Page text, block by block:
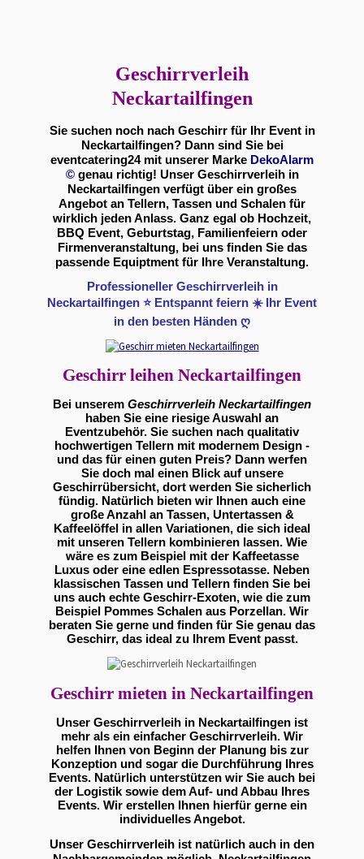
Geschirrverleih
Neckartailfingen
Sie suchen noch nach Geschirr für Ihr Event in
Neckartailfingen? Dann sind Sie bei
eventcatering24 mit unserer Marke DekoAlarm
©genau richtig! Unser Geschirrverleih in
Neckartailfingen verfügt über ein großes
Angebot an Tellern, Tassen und Schalen für
wirklich jeden Anlass. Ganz egal ob Hochzeit,
BBQ Event, Geburtstag, Familienfeiern oder
Firmenveranstaltung, bei uns finden Sie das
passende Equiptment für Ihre Veranstaltung.
Professioneller Geschirrverleih in
Neckartailfingen ⭐ Entspannt feiern ☀️ Ihr Event
in den besten Händen ღ
Geschirr leihen Neckartailfingen
Bei unserem Geschirrverleih Neckartailfingen
haben Sie eine riesige Auswahl an
Eventzubehör. Sie suchen nach qualitativ
hochwertigen Tellern mit modernem Design -
und das für einen guten Preis? Dann werfen
Sie doch mal einen Blick auf unsere
Geschirrübersicht, dort werden Sie sicherlich
fündig. Natürlich bieten wir Ihnen auch eine
große Anzahl an Tassen, Untertassen &
Kaffeelöffel in allen Variationen, die sich ideal
mit unseren Tellern kombinieren lassen. Wie
wäre es zum Beispiel mit der Kaffeetasse
Luxus oder eine edlen Espressotasse. Neben
klassischen Tassen und Tellern finden Sie bei
uns auch echte Geschirr-Exoten, wie die zum
Beispiel Pommes Schalen aus Porzellan. Wir
beraten Sie gerne und finden für Sie genau das
Geschirr, das ideal zu Ihrem Event passt.
Geschirr mieten in Neckartailfingen
Unser Geschirrverleih in Neckartailfingen ist
mehr als ein einfacher Geschirrverleih. Wir
helfen Ihnen von Beginn der Planung bis zur
Konzeption und sogar die Durchführung Ihres
Events. Natürlich unterstützen wir Sie auch bei
der Logistik sowie dem Auf- und Abbau Ihres
Events. Wir erstellen Ihnen hierfür gerne ein
individuelles Angebot.
Unser Geschirrverleih ist natürlich auch in den